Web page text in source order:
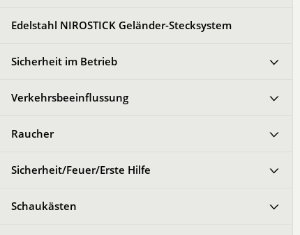
Edelstahl NIROSTICK Geländer-Stecksystem
Sicherheit im Betrieb
Verkehrsbeeinflussung
Raucher
Sicherheit/Feuer/Erste Hilfe
Schaukästen